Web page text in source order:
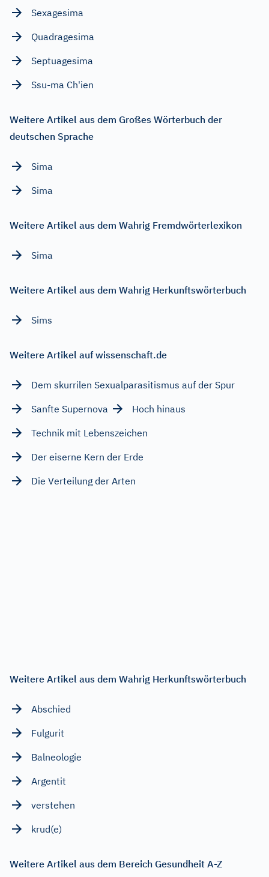
Sexagesima
Quadragesima
Septuagesima
Ssu-ma Ch'ien
Weitere Artikel aus dem Großes Wörterbuch der
deutschen Sprache
Sima
Sima
Weitere Artikel aus dem Wahrig Fremdwörterlexikon
Sima
Weitere Artikel aus dem Wahrig Herkunftswörterbuch
Sims
Weitere Artikel auf wissenschaft.de
Dem skurrilen Sexualparasitismus auf der Spur
Sanfte Supernova
Hoch hinaus
Technik mit Lebenszeichen
Der eiserne Kern der Erde
Die Verteilung der Arten
Weitere Artikel aus dem Wahrig Herkunftswörterbuch
Abschied
Fulgurit
Balneologie
Argentit
verstehen
krud(e)
Weitere Artikel aus dem Bereich Gesundheit A-Z